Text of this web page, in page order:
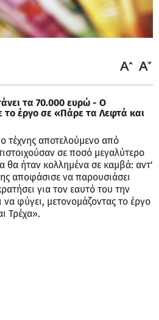
τα 70.000 ευρώ - Ο
το έργο σε «Πάρε τα Λεφτά και
τέχνης αποτελούμενο από
σε ποσό μεγαλύτερο
θα ήταν κολλημένα σε καμβά: αντ'
αποφάσισε να παρουσιάσει
για τον εαυτό του την
να φύγει, μετονομάζοντας το έργο
Τρέχα».